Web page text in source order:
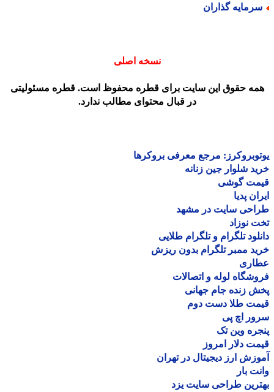
گذاران
نسخه اصلی
حقوق این سایت برای قطره محفوظ است. قطره مسئولیتی
در قبال محتوای مطالب ندارد.
مرجع معرفی بروکرها
شلوار جین زنانه
گوشی
پدیا
سایت در مشهد
نوزاد
تلگرام و تلگرام طلایی
ممبر تلگرام بدون ریزش
لوله و اتصالات
زنده جام جهانی
طلا دست دوم
اچ پی
وین تک
دلار امروز
ارز دیجیتال در تهران
بار
طراحی سایت یزد